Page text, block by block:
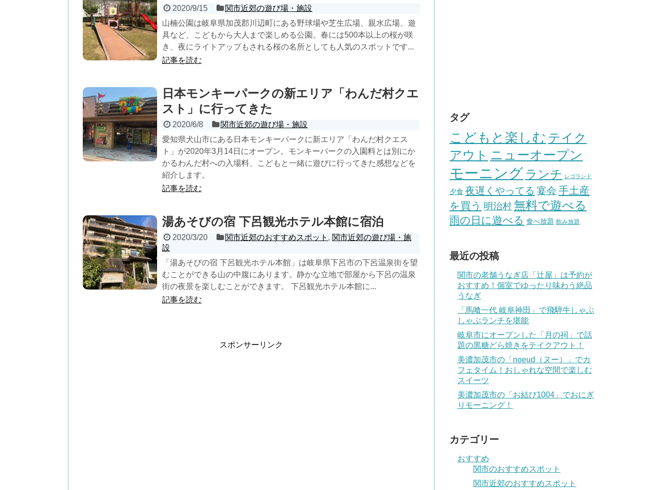
2020/9/15
関市近郊の遊び場・施設
山楠公園は岐阜県加茂郡川辺町にある野球場や芝生広場、親水広場、遊
具など、こどもから大人まで楽しめる公園。春には500本以上の桜が咲
き、夜にライトアップもされる桜の名所としても人気のスポットです...
記事を読む
日本モンキーパークの新エリア「わんだ村クエ
スト」に行ってきた
2020/6/8
関市近郊の遊び場・施設
愛知県犬山市にある日本モンキーパークに新エリア「わんだ村クエス
ト」が2020年3月14日にオープン。モンキーパークの入園料とは別にか
かるわんだ村への入場料、こどもと一緒に遊びに行ってきた感想などを
紹介します。
記事を読む
湯あそびの宿 下呂観光ホテル本館に宿泊
2020/3/20 関市近郊のおすすめスポット , 関市近郊の遊び場・施
設
「湯あそびの宿 下呂観光ホテル本館」は岐阜県下呂市の下呂温泉街を望
むことができる山の中腹にあります。静かな立地で部屋から下呂の温泉
街の夜景を楽しむことができます。 下呂観光ホテル本館に...
記事を読む
スポンサーリンク
タグ
こどもと楽しむ テイク
アウト ニューオープン
モーニング ランチ レゴランド
夕食 夜遅くやってる 宴会 手土産
を買う 明治村無料で遊べる
雨の日に遊べる 食べ放題 飲み放題
最近の投稿
関市の老舗うなぎ店「辻屋」は予約が
おすすめ！個室でゆったり味わう絶品
うなぎ
「馬喰一代 岐阜神田」で飛騨牛しゃぶ
しゃぶランチを堪能
岐阜市にオープンした「月の祠」で話
題の黒糖どら焼きをテイクアウト！
美濃加茂市の「noeud（ヌー）」でカ
フェタイム！おしゃれな空間で楽しむ
スイーツ
美濃加茂市の「お結び1004」でおにぎ
りモーニング！
カテゴリー
おすすめ
関市のおすすめスポット
関市近郊のおすすめスポット